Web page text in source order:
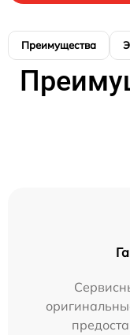
Преимущества